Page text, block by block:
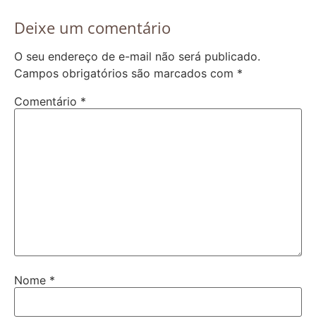
Deixe um comentário
O seu endereço de e-mail não será publicado.
Campos obrigatórios são marcados com *
Comentário *
Nome *